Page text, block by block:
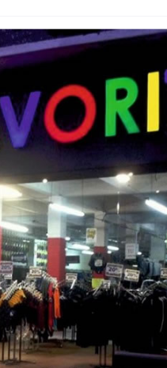
local, en
Claudia Josefina
en el cargo de
Villarino como
Nancy Guadalupe
octubre del 2010 a
del primero de